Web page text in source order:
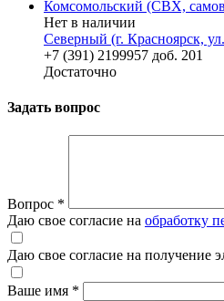
Комсомольский (СВХ,
Нет в наличии
Северный (г. Красноярск,
+7 (391) 2199957 доб. 201
Достаточно
Задать вопрос
Вопрос *
Даю свое согласие на обработку
Даю свое согласие на получение
Ваше имя *